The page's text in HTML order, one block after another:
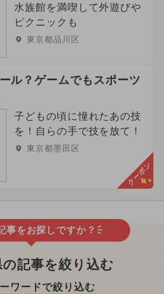
水族館を満喫して外遊びや
ピクニックも
東京都品川区
ル？ゲームでもスポーツ
子どもの頃に憧れたあの技
を！自らの手で技を放て！
東京都墨田区
クーポン
事をお探しですか？
記事を絞り込む
ワードで絞り込む